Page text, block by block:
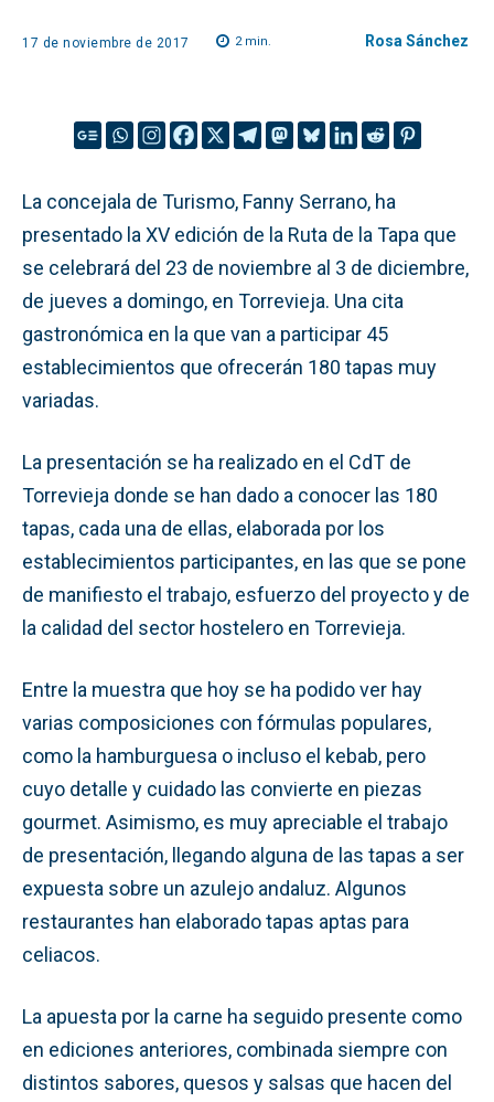
17 de noviembre de 2017 2min. Rosa Sánchez
La concejala de Turismo, Fanny Serrano, ha
presentado la XV edición de la Ruta de la Tapa que
se celebrará del 23 de noviembre al 3 de diciembre,
de jueves a domingo, en Torrevieja. Una cita
gastronómica en la que van a participar 45
establecimientos que ofrecerán 180 tapas muy
variadas.
La presentación se ha realizado en el CdT de
Torrevieja donde se han dado a conocer las 180
tapas, cada una de ellas, elaborada por los
establecimientos participantes, en las que se pone
de manifiesto el trabajo, esfuerzo del proyecto y de
la calidad del sector hostelero en Torrevieja.
Entre la muestra que hoy se ha podido ver hay
varias composiciones con fórmulas populares,
como la hamburguesa o incluso el kebab, pero
cuyo detalle y cuidado las convierte en piezas
gourmet. Asimismo, es muy apreciable el trabajo
de presentación, llegando alguna de las tapas a ser
expuesta sobre un azulejo andaluz. Algunos
restaurantes han elaborado tapas aptas para
celiacos.
La apuesta por la carne ha seguido presente como
en ediciones anteriores, combinada siempre con
distintos sabores, quesos y salsas que hacen del